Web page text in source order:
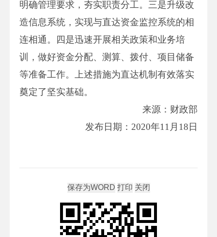
明确管理要求，夯实职责分工。三是升级改
造信息系统，实现与直达资金监控系统的相
连相通。四是迅速开展相关政策和业务培
训，做好资金分配、测算、拨付、项目储备
等准备工作。上述措施为直达机制有效落实
奠定了坚实基础。
来源：财政部
发布日期：2020年11月18日